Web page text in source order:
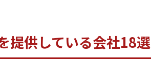
提供している会社18選